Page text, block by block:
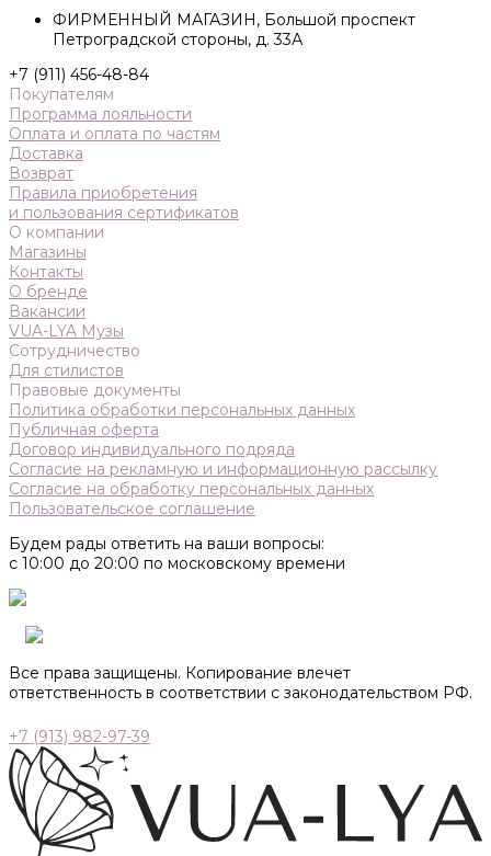
ФИРМЕННЫЙ МАГАЗИН, Большой проспект
Петроградской стороны, д. 33А
+7 (911) 456-48-84
Покупателям
Программа лояльности
Оплата и оплата по частям
Доставка
Возврат
Правила приобретения
и пользования сертификатов
О компании
Магазины
Контакты
О бренде
Вакансии
VUA-LYA Музы
Сотрудничество
Для стилистов
Правовые документы
Политика обработки персональных данных
Публичная оферта
Договор индивидуального подряда
Согласие на рекламную и информационную рассылку
Согласие на обработку персональных данных
Пользовательское соглашение
Будем рады ответить на ваши вопросы:
с 10:00 до 20:00 по московскому времени
Все права защищены. Копирование влечет
ответственность в соответствии с законодательством РФ.
+7 (913) 982-97-39